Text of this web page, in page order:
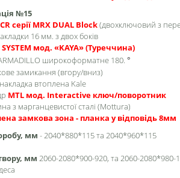
№15
CR серії MRX DUAL Block(двохключовий з
16 мм. з двох боків
мод. «KAYA» (Туреччина)
широкоформатне 180. °
замикання (вгору/вниз)
втоплена Kale
MTL мод. Interactive ключ/поворотник
з марганцевистої сталі (Mottura)
замкова зона - планка у відповідь 8мм
мм - 2040*880*115 та 2040*960*115
мм 2060-2080*900-920, та 2060-2080*980-